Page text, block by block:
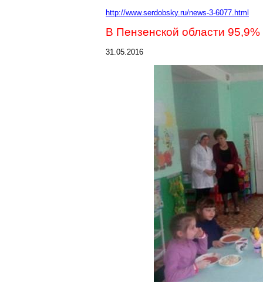
http://www.serdobsky.ru/news-3-6077.html
В Пензенской области
31.05.2016